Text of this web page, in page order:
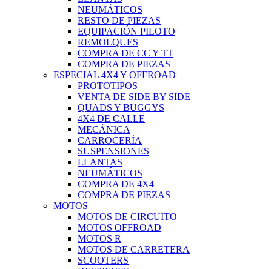
NEUMÁTICOS
RESTO DE PIEZAS
EQUIPACIÓN PILOTO
REMOLQUES
COMPRA DE CC Y TT
COMPRA DE PIEZAS
ESPECIAL 4X4 Y OFFROAD
PROTOTIPOS
VENTA DE SIDE BY SIDE
QUADS Y BUGGYS
4X4 DE CALLE
MECÁNICA
CARROCERÍA
SUSPENSIONES
LLANTAS
NEUMÁTICOS
COMPRA DE 4X4
COMPRA DE PIEZAS
MOTOS
MOTOS DE CIRCUITO
MOTOS OFFROAD
MOTOS R
MOTOS DE CARRETERA
SCOOTERS